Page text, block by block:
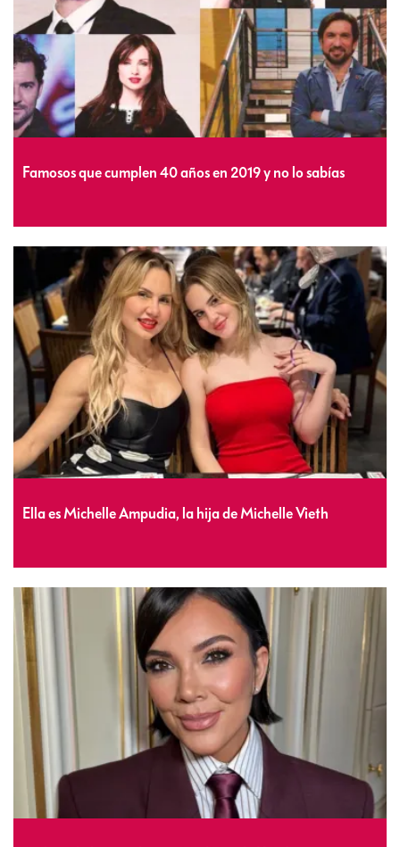
Famosos que cumplen 40 años en 2019 y no lo sabías
Ella es Michelle Ampudia, la hija de Michelle Vieth